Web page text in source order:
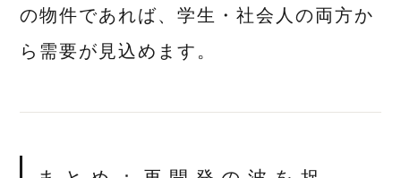
の物件であれば、学生・社会人の両方か
ら需要が見込めます。